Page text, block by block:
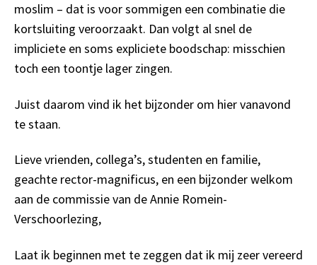
moslim – dat is voor sommigen een combinatie die
kortsluiting veroorzaakt. Dan volgt al snel de
impliciete en soms expliciete boodschap: misschien
toch een toontje lager zingen.
Juist daarom vind ik het bijzonder om hier vanavond
te staan.
Lieve vrienden, collega’s, studenten en familie,
geachte rector-magnificus, en een bijzonder welkom
aan de commissie van de Annie Romein-
Verschoorlezing,
Laat ik beginnen met te zeggen dat ik mij zeer vereerd